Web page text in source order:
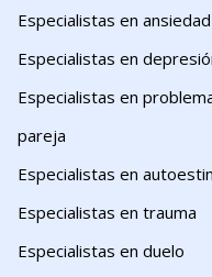
Especialistas en ansiedad
Especialistas en
Especialistas en
pareja
Especialistas en
Especialistas en trauma
Especialistas en duelo